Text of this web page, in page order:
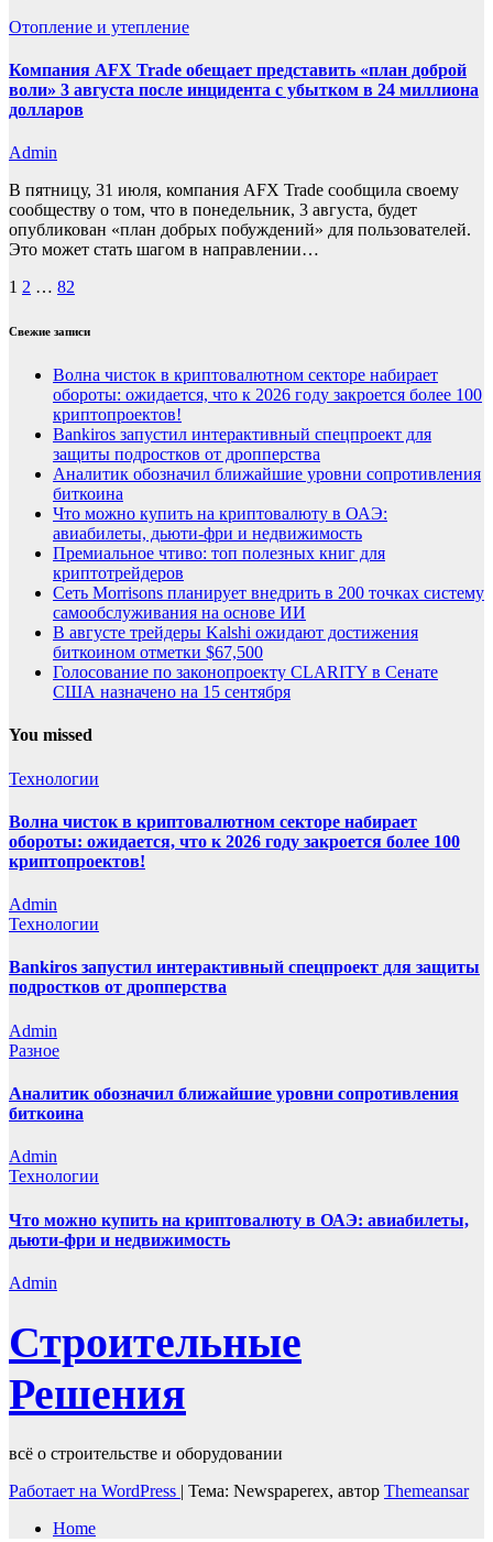
Отопление и утепление
Компания AFX Trade обещает представить «план доброй
воли» 3 августа после инцидента с убытком в 24 миллиона
долларов
Admin
В пятницу, 31 июля, компания AFX Trade сообщила своему
сообществу о том, что в понедельник, 3 августа, будет
опубликован «план добрых побуждений» для пользователей.
Это может стать шагом в направлении…
Пагинация
записей
1 2 … 82
Свежие записи
Волна чисток в криптовалютном секторе набирает
обороты: ожидается, что к 2026 году закроется более 100
криптопроектов!
Bankiros запустил интерактивный спецпроект для
защиты подростков от дропперства
Аналитик обозначил ближайшие уровни сопротивления
биткоина
Что можно купить на криптовалюту в ОАЭ:
авиабилеты, дьюти-фри и недвижимость
Премиальное чтиво: топ полезных книг для
криптотрейдеров
Сеть Morrisons планирует внедрить в 200 точках систему
самообслуживания на основе ИИ
В августе трейдеры Kalshi ожидают достижения
биткоином отметки $67,500
Голосование по законопроекту CLARITY в Сенате
США назначено на 15 сентября
You missed
Технологии
Волна чисток в криптовалютном секторе набирает
обороты: ожидается, что к 2026 году закроется более 100
криптопроектов!
Admin
Технологии
Bankiros запустил интерактивный спецпроект для защиты
подростков от дропперства
Admin
Разное
Аналитик обозначил ближайшие уровни сопротивления
биткоина
Admin
Технологии
Что можно купить на криптовалюту в ОАЭ: авиабилеты,
дьюти-фри и недвижимость
Admin
Строительные
Решения
всё о строительстве и оборудовании
Работает на WordPress | Тема: Newspaperex, автор Themeansar
Home